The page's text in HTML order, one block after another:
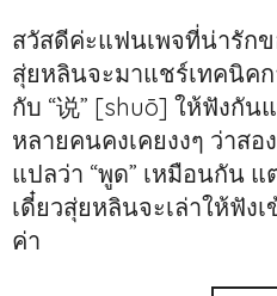
สวัสดีค่ะแฟนเพจที่น่ารัก
สุ่ยหลินจะมาแชร์เทคนิคก
กับ “说” [shuō] ให้ฟังกัน
หลายคนคงเคยงงๆ ว่าสอ
แปลว่า “พูด” เหมือนกัน
เดี๋ยวสุ่ยหลินจะเล่าให้ฟัง
ค่า